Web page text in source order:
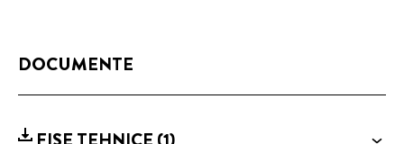
DOCUMENTE